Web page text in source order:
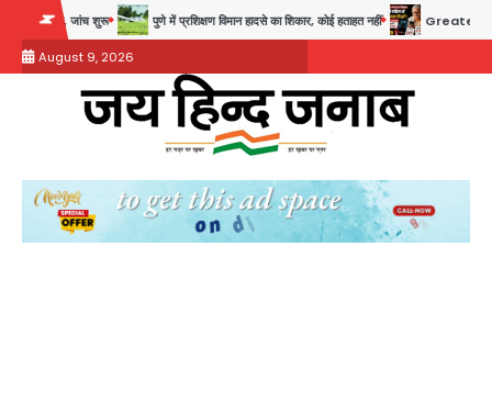
content
पुणे में प्रशिक्षण विमान हादसे का शिकार, कोई हताहत नहीं Greater Noida Gas
August 9, 2026